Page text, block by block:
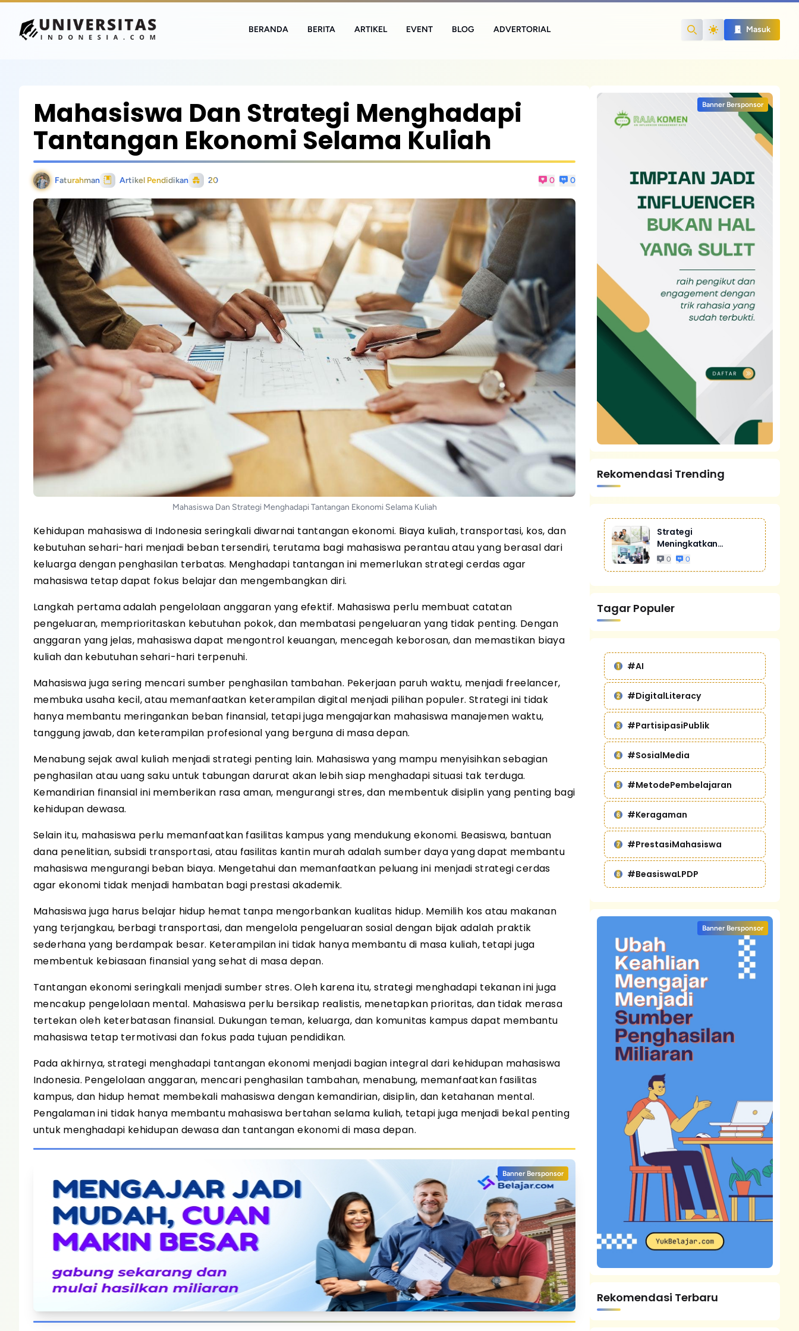
Search
Masuk
BERANDA BERITA ARTIKEL EVENT BLOG ADVERTORIAL
Mahasiswa Dan Strategi Menghadapi
Tantangan Ekonomi Selama Kuliah
Faturahman Artikel Pendidikan 20 0 0
Mahasiswa Dan Strategi Menghadapi Tantangan Ekonomi Selama Kuliah
Kehidupan mahasiswa di Indonesia seringkali diwarnai tantangan ekonomi. Biaya kuliah, transportasi, kos, dan
kebutuhan sehari-hari menjadi beban tersendiri, terutama bagi mahasiswa perantau atau yang berasal dari
keluarga dengan penghasilan terbatas. Menghadapi tantangan ini memerlukan strategi cerdas agar
mahasiswa tetap dapat fokus belajar dan mengembangkan diri.
Langkah pertama adalah pengelolaan anggaran yang efektif. Mahasiswa perlu membuat catatan
pengeluaran, memprioritaskan kebutuhan pokok, dan membatasi pengeluaran yang tidak penting. Dengan
anggaran yang jelas, mahasiswa dapat mengontrol keuangan, mencegah keborosan, dan memastikan biaya
kuliah dan kebutuhan sehari-hari terpenuhi.
Mahasiswa juga sering mencari sumber penghasilan tambahan. Pekerjaan paruh waktu, menjadi freelancer,
membuka usaha kecil, atau memanfaatkan keterampilan digital menjadi pilihan populer. Strategi ini tidak
hanya membantu meringankan beban finansial, tetapi juga mengajarkan mahasiswa manajemen waktu,
tanggung jawab, dan keterampilan profesional yang berguna di masa depan.
Menabung sejak awal kuliah menjadi strategi penting lain. Mahasiswa yang mampu menyisihkan sebagian
penghasilan atau uang saku untuk tabungan darurat akan lebih siap menghadapi situasi tak terduga.
Kemandirian finansial ini memberikan rasa aman, mengurangi stres, dan membentuk disiplin yang penting bagi
kehidupan dewasa.
Selain itu, mahasiswa perlu memanfaatkan fasilitas kampus yang mendukung ekonomi. Beasiswa, bantuan
dana penelitian, subsidi transportasi, atau fasilitas kantin murah adalah sumber daya yang dapat membantu
mahasiswa mengurangi beban biaya. Mengetahui dan memanfaatkan peluang ini menjadi strategi cerdas
agar ekonomi tidak menjadi hambatan bagi prestasi akademik.
Mahasiswa juga harus belajar hidup hemat tanpa mengorbankan kualitas hidup. Memilih kos atau makanan
yang terjangkau, berbagi transportasi, dan mengelola pengeluaran sosial dengan bijak adalah praktik
sederhana yang berdampak besar. Keterampilan ini tidak hanya membantu di masa kuliah, tetapi juga
membentuk kebiasaan finansial yang sehat di masa depan.
Tantangan ekonomi seringkali menjadi sumber stres. Oleh karena itu, strategi menghadapi tekanan ini juga
mencakup pengelolaan mental. Mahasiswa perlu bersikap realistis, menetapkan prioritas, dan tidak merasa
tertekan oleh keterbatasan finansial. Dukungan teman, keluarga, dan komunitas kampus dapat membantu
mahasiswa tetap termotivasi dan fokus pada tujuan pendidikan.
Pada akhirnya, strategi menghadapi tantangan ekonomi menjadi bagian integral dari kehidupan mahasiswa
Indonesia. Pengelolaan anggaran, mencari penghasilan tambahan, menabung, memanfaatkan fasilitas
kampus, dan hidup hemat membekali mahasiswa dengan kemandirian, disiplin, dan ketahanan mental.
Pengalaman ini tidak hanya membantu mahasiswa bertahan selama kuliah, tetapi juga menjadi bekal penting
untuk menghadapi kehidupan dewasa dan tantangan ekonomi di masa depan.
Banner Bersponsor
Banner Bersponsor
Rekomendasi Trending
Strategi
Meningkatkan
Penjualan Melalui
0 0
Tagar Populer
#AI
#DigitalLiteracy
#PartisipasiPublik
#SosialMedia
#MetodePembelajaran
#Keragaman
#PrestasiMahasiswa
#BeasiswaLPDP
Banner Bersponsor
Rekomendasi Terbaru